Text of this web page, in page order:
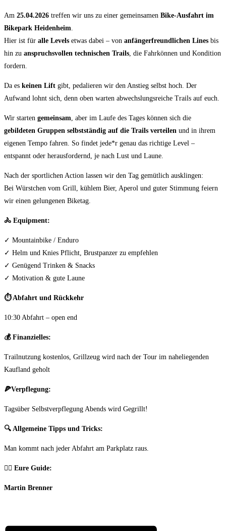
Am 25.04.2026 treffen wir uns zu einer gemeinsamen Bike-Ausfahrt im
Bikepark Heidenheim
Hier ist für alle Levels etwas dabei – von anfängerfreundlichen Lines bis
hin zu anspruchsvollen technischen Trails , die Fahrkönnen und Kondition
fordern.
Da es keinen Lift gibt, pedalieren wir den Anstieg selbst hoch. Der
Aufwand lohnt sich, denn oben warten abwechslungsreiche Trails auf euch.
Wir starten gemeinsam , aber im Laufe des Tages können sich die
gebildeten Gruppen selbstständig auf die Trails verteilen und in ihrem
eigenen Tempo fahren. So findet jede*r genau das richtige Level –
entspannt oder herausfordernd, je nach Lust und Laune.
Nach der sportlichen Action lassen wir den Tag gemütlich ausklingen:
Bei Würstchen vom Grill, kühlem Bier, Aperol und guter Stimmung feiern
wir einen gelungenen Biketag.
🚴 Equipment:
✓ Mountainbike / Enduro
✓ Helm und Knies Pflicht, Brustpanzer zu empfehlen
✓ Genügend Trinken & Snacks
✓ Motivation & gute Laune
⏱️Abfahrt und Rückkehr
10:30 Abfahrt – open end
💰Finanzielles:
Trailnutzung kostenlos, Grillzeug wird nach der Tour im naheliegenden
Kaufland geholt
🍕Verpflegung:
Tagsüber Selbstverpflegung Abends wird Gegrillt!
🔍 Allgemeine Tipps und Tricks:
Man kommt nach jeder Abfahrt am Parkplatz raus.
🦸 ‍♂️ Eure Guide:
Martin Brenner